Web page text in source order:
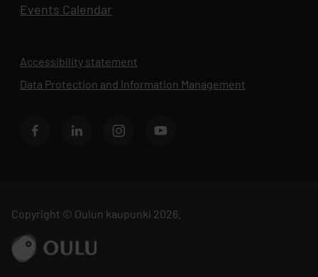
Events Calendar
Accessibility statement
Data Protection and Information Management
BusinessOulu's Facebook page
BusinessOulu's LinkedIn page
BusinessOulu's Instagram page
BusinessAsema's YouTube
Copyright © Oulun kaupunki 2026.
Go to ouka.fi